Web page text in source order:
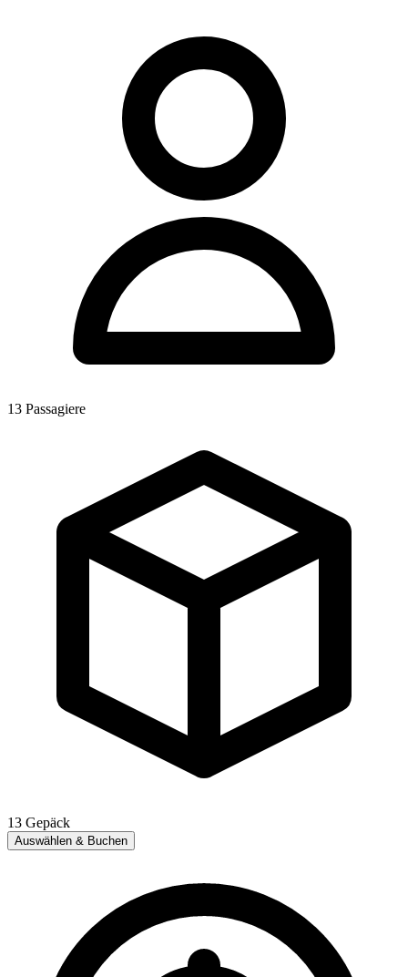
13 Passagiere
13 Gepäck
Auswählen & Buchen